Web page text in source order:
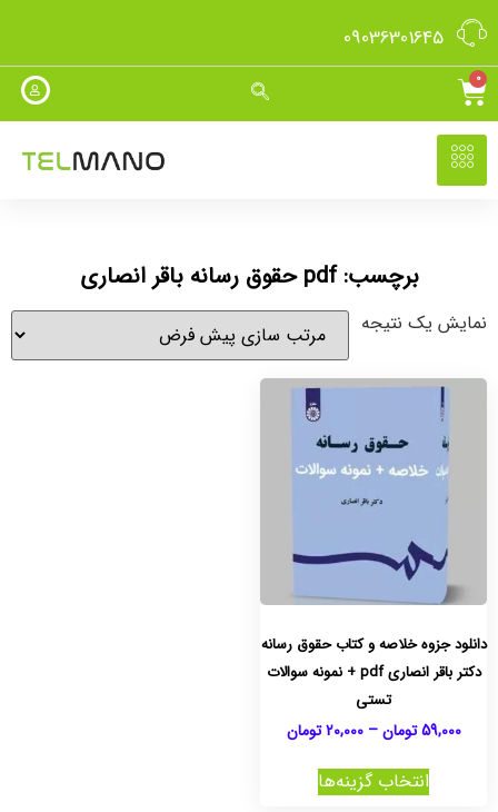
09036301645
0
برچسب: pdf حقوق رسانه باقر انصاری
نمایش یک نتیجه
دانلود جزوه خلاصه و کتاب حقوق رسانه
دکتر باقر انصاری pdf + نمونه سوالات
تستی
59,000 تومان –
20,000 تومان
انتخاب گزینه‌ها